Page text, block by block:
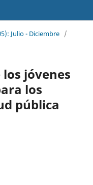
Julio - Diciembre /
jóvenes
los
pública